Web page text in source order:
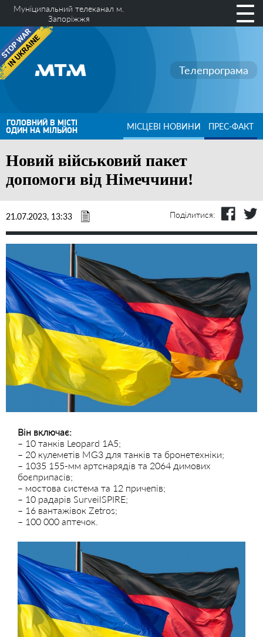
Муніципальний телеканал м.
Запоріжжя
Телепрограма
ГОЛОВНИЙ В МІСТІ
ОДИН НА МІЛЬЙОН МІСЦЕВІ НОВИНИ ПРЕС-ФАКТ
Новий військовий пакет
допомоги від Німеччини!
21.07.2023, 13:33 Поділитися:
Він включає:
– 10 танків Leopard 1А5;
– 20 кулеметів MG3 для танків та бронетехніки;
– 1035 155-мм артснарядів та 2064 димових
боєприпасів;
– мостова система та 12 причепів;
– 10 радарів SurveilSPIRE;
– 16 вантажівок Zetros;
– 100 000 аптечок.